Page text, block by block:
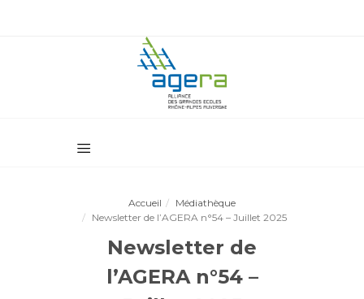
Accueil
Médiathèque
Newsletter de l’AGERA n°54 – Juillet 2025
Newsletter de
l’AGERA n°54 –